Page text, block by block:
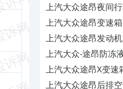
障，要求厂家予以
上汽大众途昂夜间
4S店无法调整解决
上汽大众途昂变速
免费更换TCU
上汽大众途昂发动
4S查不出原因无法
上汽大众-途昂防冻
上汽大众途昂X变速
致缺失奇数挡位
上汽大众途昂后排